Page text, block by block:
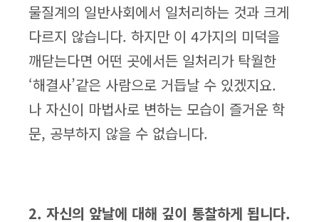
물질계의 일반사회에서 일처리하는 것과 크게
다르지 않습니다. 하지만 이 4가지의 미덕을
깨닫는다면 어떤 곳에서든 일처리가 탁월한
‘해결사’같은 사람으로 거듭날 수 있겠지요.
나 자신이 마법사로 변하는 모습이 즐거운 학
문, 공부하지 않을 수 없습니다.
2. 자신의 앞날에 대해 깊이 통찰하게 됩니다.